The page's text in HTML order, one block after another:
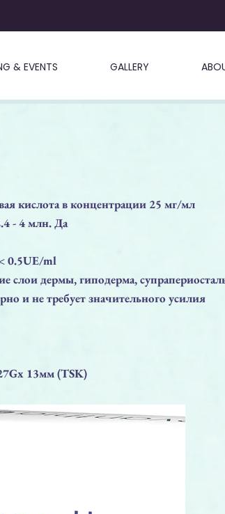
& EVENTS GALLERY
кислота в концентрации 25 мг/мл
- 4 млн. Да
0.5UE/ml
слои дермы, гиподерма,
и не требует значительного усилия
13мм (TSK)